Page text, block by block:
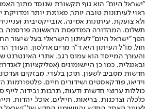
"ישראל היום" הוא גוף תקשורת שנוסד מתוך
ראוי לעיתונות טובה יותר, מאוזנת יותר
ולא צועקת. עיתונות אמינה, אובייקטיבית
הפך "ישראל היום" לעיתון הישראלי בעל שיעור
חול. מו"ל העיתון היא ד"ר מרים אדלסון. העורך
והעורך המייסד הוא עמוס רגב. אתרי האינטרנט
חדשות מסביב לשעון, תוכן בלעדי, מבזקים
וידיאו, פודקאסטים ושידורים חיים. פלטפורמות
כוללות ערוצי חדשות ודעות, תרבות ובידור, לייף